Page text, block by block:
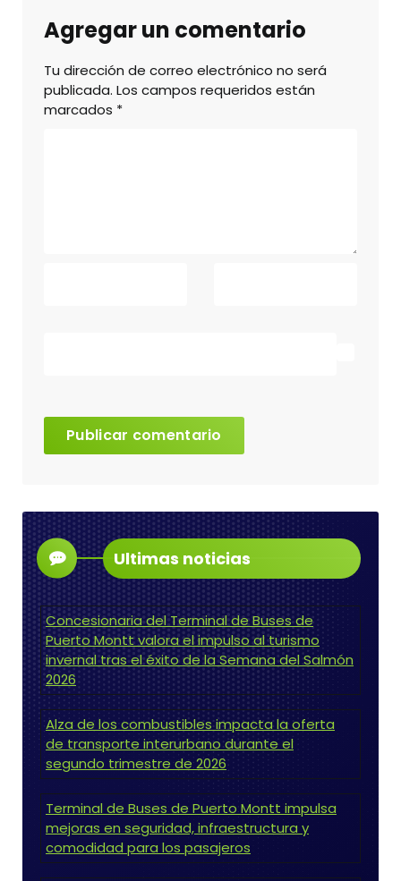
Agregar un comentario
Tu dirección de correo electrónico no será
publicada. Los campos requeridos están
marcados *
Ultimas noticias
Concesionaria del Terminal de Buses de
Puerto Montt valora el impulso al turismo
invernal tras el éxito de la Semana del Salmón
2026
Alza de los combustibles impacta la oferta
de transporte interurbano durante el
segundo trimestre de 2026
Terminal de Buses de Puerto Montt impulsa
mejoras en seguridad, infraestructura y
comodidad para los pasajeros